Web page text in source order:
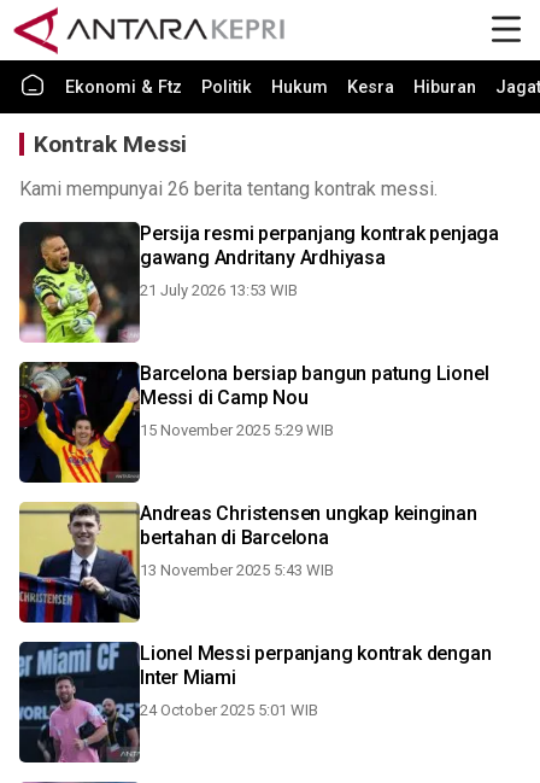
Ekonomi & Ftz Politik Hukum Kesra Hiburan Jagat
Kontrak Messi
Kami mempunyai 26 berita tentang kontrak messi.
Persija resmi perpanjang kontrak penjaga
gawang Andritany Ardhiyasa
21 July 2026 13:53 WIB
Barcelona bersiap bangun patung Lionel
Messi di Camp Nou
15 November 2025 5:29 WIB
Andreas Christensen ungkap keinginan
bertahan di Barcelona
13 November 2025 5:43 WIB
Lionel Messi perpanjang kontrak dengan
Inter Miami
24 October 2025 5:01 WIB